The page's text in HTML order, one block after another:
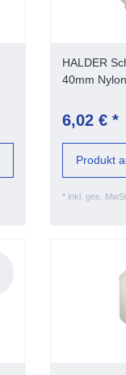
HALDER
40mm Nylon
6,02 € *
* inkl. ges. MwSt.
Produkt